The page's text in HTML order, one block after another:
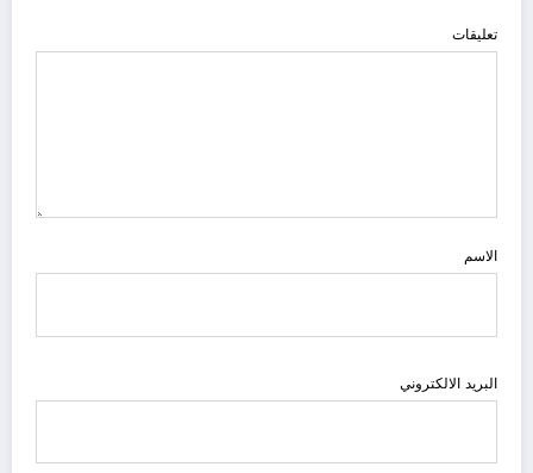
تعليقات
الاسم
البريد الالكتروني